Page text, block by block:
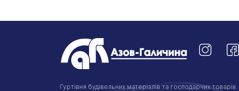
Гуртівня будівельних матеріалів та господарчих товарів.